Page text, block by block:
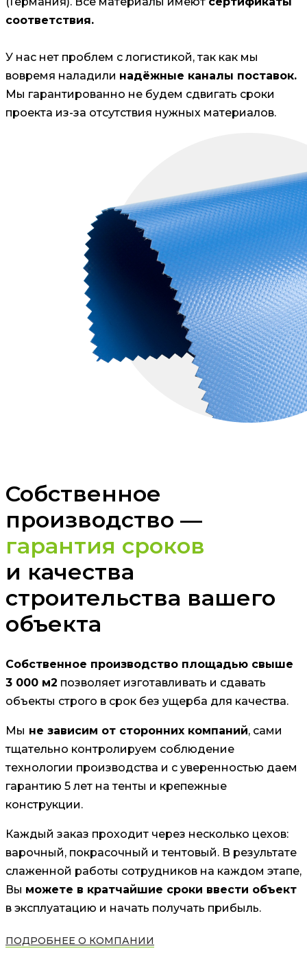
соответствия.
У нас нет проблем с логистикой, так как мы
вовремя наладили надёжные каналы поставок.
Мы гарантированно не будем сдвигать сроки
проекта из-за отсутствия нужных материалов.
Собственное
производство —
гарантия сроков
и качества
строительства вашего
объекта
Собственное производство площадью свыше
3 000 м2 позволяет изготавливать и сдавать
объекты строго в срок без ущерба для качества.
Мы не зависим от сторонних компаний, сами
тщательно контролируем соблюдение
технологии производства и с уверенностью даем
гарантию 5 лет на тенты и крепежные
конструкции.
Каждый заказ проходит через несколько цехов:
варочный, покрасочный и тентовый. В результате
слаженной работы сотрудников на каждом этапе,
Вы можете в кратчайшие сроки ввести объект
в эксплуатацию и начать получать прибыль.
ПОДРОБНЕЕ О КОМПАНИИ